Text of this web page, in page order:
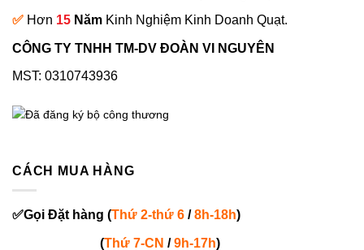
✅ Hơn 15 Năm Kinh Nghiệm Kinh Doanh Quạt.
CÔNG TY TNHH TM-DV ĐOÀN VI NGUYÊN
MST: 0310743936
CÁCH MUA HÀNG
✅Gọi Đặt hàng (Thứ 2-thứ 6 /8h-18h)
(Thứ 7-CN /9h-17h)